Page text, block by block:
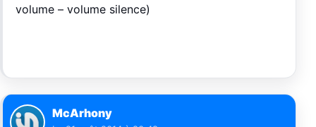
volume – volume silence)
McArhony